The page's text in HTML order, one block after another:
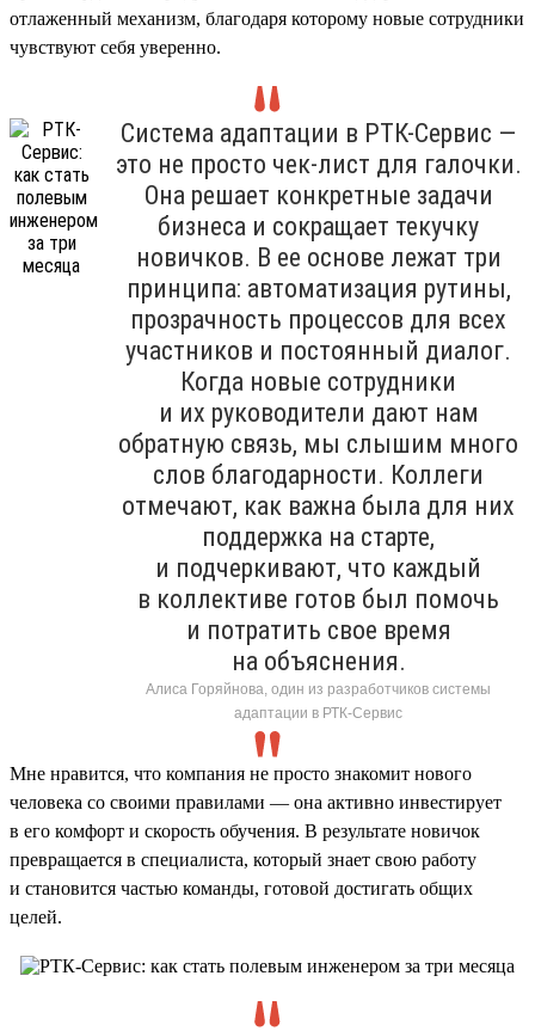
отлаженный механизм, благодаря которому новые сотрудники
чувствуют себя уверенно.
Система адаптации в РТК-Сервис —
это не просто чек-лист для галочки.
Она решает конкретные задачи
бизнеса и сокращает текучку
новичков. В ее основе лежат три
принципа: автоматизация рутины,
прозрачность процессов для всех
участников и постоянный диалог.
Когда новые сотрудники
и их руководители дают нам
обратную связь, мы слышим много
слов благодарности. Коллеги
отмечают, как важна была для них
поддержка на старте,
и подчеркивают, что каждый
в коллективе готов был помочь
и потратить свое время
на объяснения.
Алиса Горяйнова, один из разработчиков системы
адаптации в РТК-Сервис
Мне нравится, что компания не просто знакомит нового
человека со своими правилами — она активно инвестирует
в его комфорт и скорость обучения. В результате новичок
превращается в специалиста, который знает свою работу
и становится частью команды, готовой достигать общих
целей.